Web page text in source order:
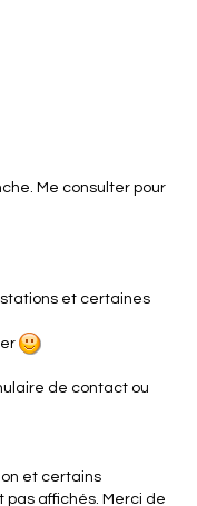
Me consulter pour
et certaines
de contact ou
et certains
pas affichés. Merci de